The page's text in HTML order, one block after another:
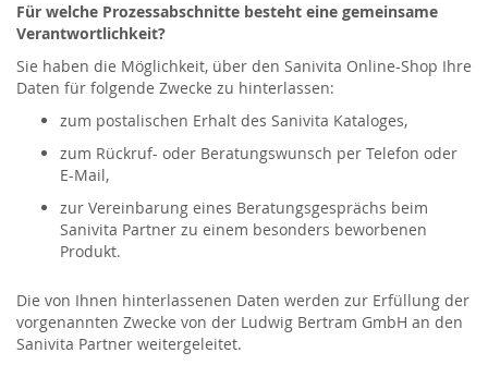
Für welche Prozessabschnitte besteht eine gemeinsame
Verantwortlichkeit?
Sie haben die Möglichkeit, über den Sanivita Online-Shop Ihre
Daten für folgende Zwecke zu hinterlassen:
zum postalischen Erhalt des Sanivita Kataloges,
zum Rückruf- oder Beratungswunsch per Telefon oder
E-Mail,
zur Vereinbarung eines Beratungsgesprächs beim
Sanivita Partner zu einem besonders beworbenen
Produkt.
Die von Ihnen hinterlassenen Daten werden zur Erfüllung der
vorgenannten Zwecke von der Ludwig Bertram GmbH an den
Sanivita Partner weitergeleitet.